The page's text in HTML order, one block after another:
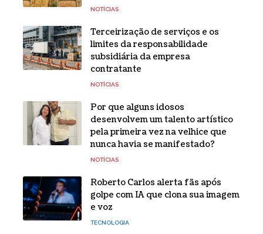
NOTÍCIAS
Terceirização de serviços e os
limites da responsabilidade
subsidiária da empresa
contratante
NOTÍCIAS
Por que alguns idosos
desenvolvem um talento artístico
pela primeira vez na velhice que
nunca havia se manifestado?
NOTÍCIAS
Roberto Carlos alerta fãs após
golpe com IA que clona sua imagem
e voz
TECNOLOGIA